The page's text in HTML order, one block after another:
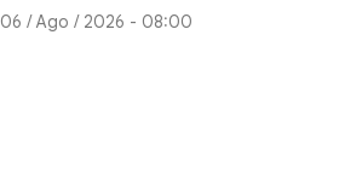
06 / Ago / 2026 - 08:00